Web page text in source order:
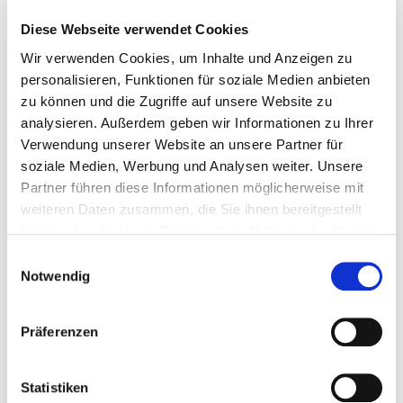
Diese Webseite verwendet Cookies
Wir verwenden Cookies, um Inhalte und Anzeigen zu
personalisieren, Funktionen für soziale Medien anbieten
zu können und die Zugriffe auf unsere Website zu
analysieren. Außerdem geben wir Informationen zu Ihrer
Verwendung unserer Website an unsere Partner für
soziale Medien, Werbung und Analysen weiter. Unsere
Partner führen diese Informationen möglicherweise mit
weiteren Daten zusammen, die Sie ihnen bereitgestellt
Notwendig
Präferenzen
Statistiken
Achtsamkeit kann keine Wunder bewirken – aber sie
verstehen und bewusstere Entscheidungen zu treffen.
Meditation schafft Raum zwischen Reiz und Reaktion
– und genau diesen Raum brauchst du, um alte Muster
zu durchbrechen. Die 7Mind App bietet den
zertifizierten Präventionskurs »Achtsam leben ohne
Tabak« an, der dich Schritt für Schritt achtsam beim
Rauchstopp begleitet. Der Kurs kombiniert Meditation
mit psychologischem Wissen rund um Abhängigkeit,
die Mechanismen hinter dem Rauchverlangen
entschlüsselst und aktiv neue Handlungsmöglichkeiten
Gewohnheiten dich bisher am Rauchstopp gehindert
kannst.